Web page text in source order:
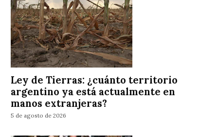
Ley de Tierras: ¿cuánto territorio
argentino ya está actualmente en
manos extranjeras?
5 de agosto de 2026